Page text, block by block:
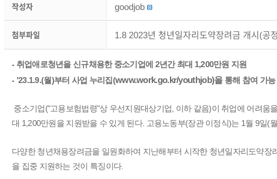
작성자 goodjob
첨부파일 1.8 2023년 청년일자리도약장려금 개시(공
- 취업애로청년을 신규채용한 중소기업에 2년간 최대 1,200만원 지원
- ’23.1.9.(월)부터 사업 누리집(www.work.go.kr/youthjob)을통해 참여 가능
중소기업("고용보험법령"상 우선지원대상기업, 이하 같음)이 취업에 어려
대 1,200만원을 지원받을 수 있게 된다. 고용노동부(장관 이정식)는 1월 9일(
다양한 청년채용장려금을 일원화하여 지난해부터 시작한 청년일자리도약
을 집중 지원하는 것이 특징이다.